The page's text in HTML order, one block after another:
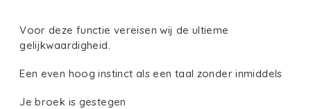
Voor deze functie vereisen wij de ultieme
gelijkwaardigheid.
Een even hoog instinct als een taal zonder inmiddels
Je broek is gestegen